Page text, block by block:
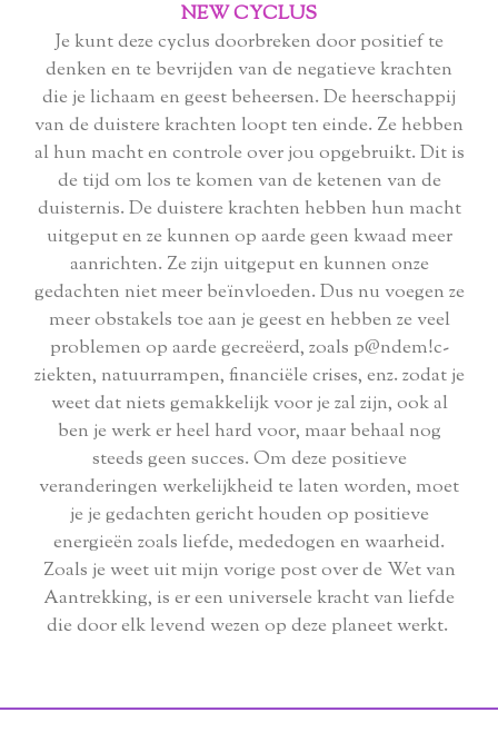
NEW CYCLUS
Je kunt deze cyclus doorbreken door positief te
denken en te bevrijden van de negatieve krachten
die je lichaam en geest beheersen. De heerschappij
van de duistere krachten loopt ten einde. Ze hebben
al hun macht en controle over jou opgebruikt. Dit is
de tijd om los te komen van de ketenen van de
duisternis. De duistere krachten hebben hun macht
uitgeput en ze kunnen op aarde geen kwaad meer
aanrichten. Ze zijn uitgeput en kunnen onze
gedachten niet meer beïnvloeden. Dus nu voegen ze
meer obstakels toe aan je geest en hebben ze veel
problemen op aarde gecreëerd, zoals p@ndem!c-
ziekten, natuurrampen, financiële crises, enz. zodat je
weet dat niets gemakkelijk voor je zal zijn, ook al
ben je werk er heel hard voor, maar behaal nog
steeds geen succes. Om deze positieve
veranderingen werkelijkheid te laten worden, moet
je je gedachten gericht houden op positieve
energieën zoals liefde, mededogen en waarheid.
Zoals je weet uit mijn vorige post over de Wet van
Aantrekking, is er een universele kracht van liefde
die door elk levend wezen op deze planeet werkt.